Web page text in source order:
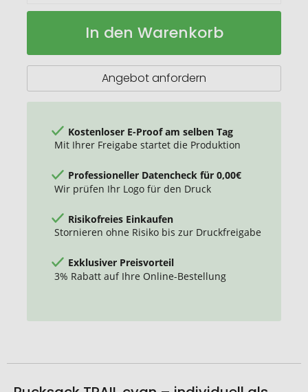
Rucksack
Auf
In den Warenkorb
Angebot anfordern
Kostenloser E-Proof am selben Tag
Mit Ihrer Freigabe startet die Produktion
Professioneller Datencheck für 0,00€
Wir prüfen Ihr Logo für den Druck
Risikofreies Einkaufen
Stornieren ohne Risiko bis zur Druckfreigabe
Exklusiver Preisvorteil
3% Rabatt auf Ihre Online-Bestellung